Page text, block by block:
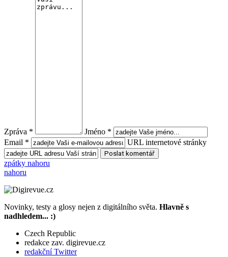
Zpráva *
Jméno *
Email *
URL internetové stránky
zpátky nahoru
nahoru
Novinky, testy a glosy nejen z digitálního světa. Hlavně s
nadhledem... :)
Czech Republic
redakce zav. digirevue.cz
redakční Twitter